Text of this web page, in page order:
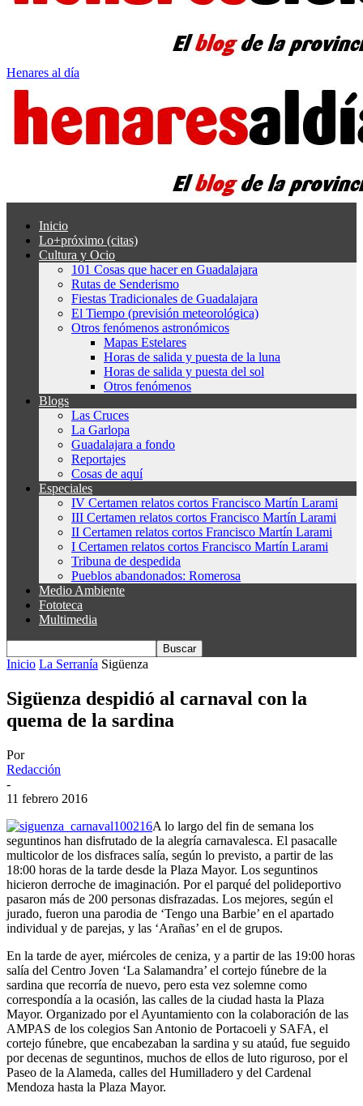
Henares al día
Inicio
Lo+próximo (citas)
Cultura y Ocio
101 Cosas que hacer en Guadalajara
Rutas de Senderismo
Fiestas Tradicionales de Guadalajara
El Tiempo (previsión meteorológica)
Otros fenómenos astronómicos
Mapas Estelares
Horas de salida y puesta de la luna
Horas de salida y puesta del sol
Otros fenómenos
Blogs
Las Cruces
La Garlopa
Guadalajara a fondo
Reportajes
Cosas de aquí
Especiales
IV Certamen relatos cortos Francisco Martín Larami
III Certamen relatos cortos Francisco Martín Larami
II Certamen relatos cortos Francisco Martín Larami
I Certamen relatos cortos Francisco Martín Larami
Tribuna de despedida
Pueblos abandonados: Romerosa
Medio Ambiente
Fototeca
Multimedia
Inicio La Serranía Sigüenza
Sigüenza despidió al carnaval con la
quema de la sardina
Por
Redacción
-
11 febrero 2016
A lo largo del fin de semana los
seguntinos han disfrutado de la alegría carnavalesca. El pasacalle
multicolor de los disfraces salía, según lo previsto, a partir de las
18:00 horas de la tarde desde la Plaza Mayor. Los seguntinos
hicieron derroche de imaginación. Por el parqué del polideportivo
pasaron más de 200 personas disfrazadas. Los mejores, según el
jurado, fueron una parodia de ‘Tengo una Barbie’ en el apartado
individual y de parejas, y las ‘Arañas’ en el de grupos.
En la tarde de ayer, miércoles de ceniza, y a partir de las 19:00 horas
salía del Centro Joven ‘La Salamandra’ el cortejo fúnebre de la
sardina que recorría de nuevo, pero esta vez solemne como
correspondía a la ocasión, las calles de la ciudad hasta la Plaza
Mayor. Organizado por el Ayuntamiento con la colaboración de las
AMPAS de los colegios San Antonio de Portacoeli y SAFA, el
cortejo fúnebre, que encabezaban la sardina y su ataúd, fue seguido
por decenas de seguntinos, muchos de ellos de luto riguroso, por el
Paseo de la Alameda, calles del Humilladero y del Cardenal
Mendoza hasta la Plaza Mayor.